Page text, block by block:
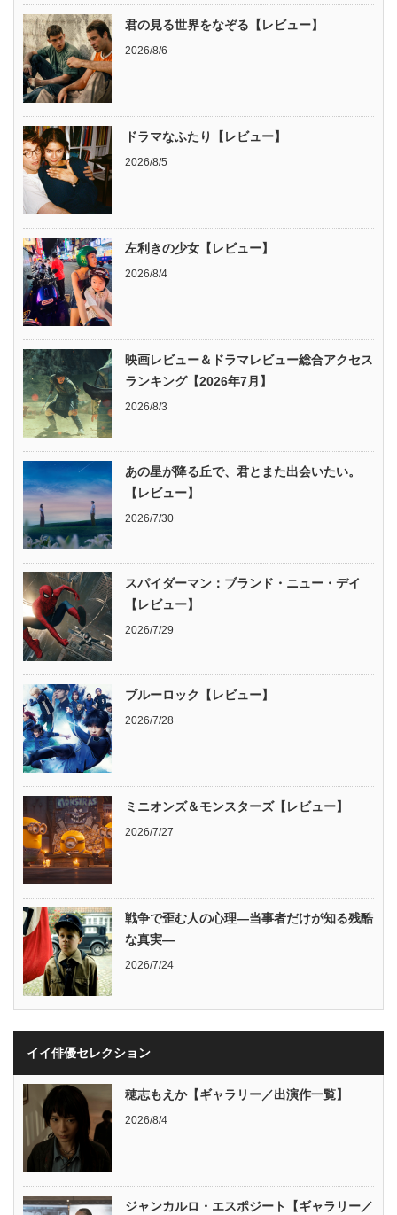
君の見る世界をなぞる【レビュー】
2026/8/6
ドラマなふたり【レビュー】
2026/8/5
左利きの少女【レビュー】
2026/8/4
映画レビュー＆ドラマレビュー総合アクセス
ランキング【2026年7月】
2026/8/3
あの星が降る丘で、君とまた出会いたい。
【レビュー】
2026/7/30
スパイダーマン：ブランド・ニュー・デイ
【レビュー】
2026/7/29
ブルーロック【レビュー】
2026/7/28
ミニオンズ＆モンスターズ【レビュー】
2026/7/27
戦争で歪む人の心理―当事者だけが知る残酷
な真実―
2026/7/24
イイ俳優セレクション
穂志もえか【ギャラリー／出演作一覧】
2026/8/4
ジャンカルロ・エスポジート【ギャラリー／